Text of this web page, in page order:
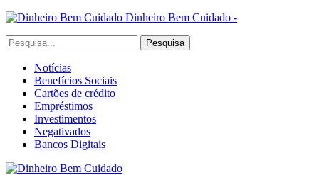
Dinheiro Bem Cuidado -
Notícias
Benefícios Sociais
Cartões de crédito
Empréstimos
Investimentos
Negativados
Bancos Digitais